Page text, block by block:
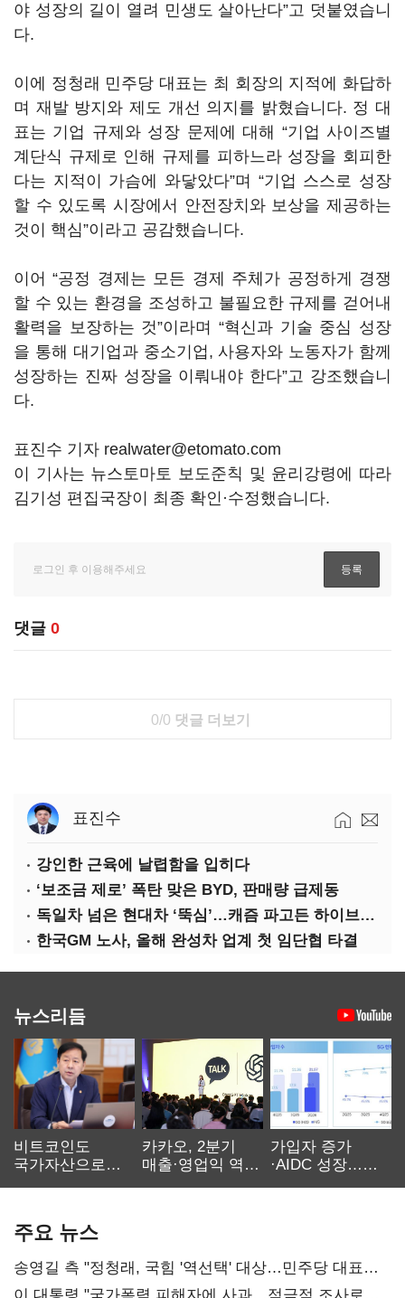
야 성장의 길이 열려 민생도 살아난다”고 덧붙였습니
다.
이에 정청래 민주당 대표는 최 회장의 지적에 화답하
며 재발 방지와 제도 개선 의지를 밝혔습니다. 정 대
표는 기업 규제와 성장 문제에 대해 “기업 사이즈별
계단식 규제로 인해 규제를 피하느라 성장을 회피한
다는 지적이 가슴에 와닿았다”며 “기업 스스로 성장
할 수 있도록 시장에서 안전장치와 보상을 제공하는
것이 핵심”이라고 공감했습니다.
이어 “공정 경제는 모든 경제 주체가 공정하게 경쟁
할 수 있는 환경을 조성하고 불필요한 규제를 걷어내
활력을 보장하는 것”이라며 “혁신과 기술 중심 성장
을 통해 대기업과 중소기업, 사용자와 노동자가 함께
성장하는 진짜 성장을 이뤄내야 한다”고 강조했습니
다.
표진수 기자 realwater@etomato.com
이 기사는 뉴스토마토 보도준칙 및 윤리강령에 따라
김기성 편집국장이 최종 확인·수정했습니다.
댓글 0
0/0 댓글 더보기
표진수
강인한 근육에 날렵함을 입히다
‘보조금 제로’ 폭탄 맞은 BYD, 판매량 급제동
독일차 넘은 현대차 ‘뚝심’…캐즘 파고든 하이브리드 역전극
한국GM 노사, 올해 완성차 업계 첫 임단협 타결
뉴스리듬
비트코인도
국가자산으로…'
카카오, 2분기
매출·영업익 역대
가입자 증가
·AIDC 성장…
주요 뉴스
송영길 측 "정청래, 국힘 '역선택' 대상…민주당 대표로